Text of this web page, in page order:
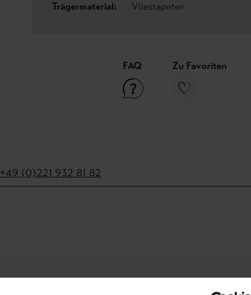
Trägermaterial:
Vliestapeten
FAQ Zu Favoriten
+49 (0)221 932 81 82